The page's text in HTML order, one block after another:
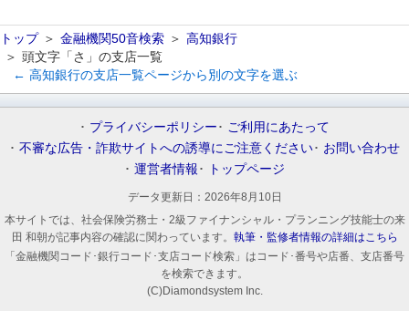
トップ 金融機関50音検索
高知銀行
頭文字「さ」の支店一覧
← 高知銀行の支店一覧ページから別の文字を選ぶ
プライバシーポリシー
ご利用にあたって
不審な広告・詐欺サイトへの誘導にご注意ください
お問い合わせ
運営者情報
トップページ
データ更新日： 2026年8月10日
本サイトでは、社会保険労務士・2級ファイナンシャル・プランニング技能士の来
田 和朝が記事内容の確認に関わっています。 執筆・監修者情報の詳細はこちら
「金融機関コード･銀行コード･支店コード検索」はコード･番号や店番、支店番号
を検索できます。
(C)Diamondsystem Inc.